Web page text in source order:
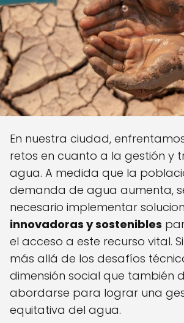
En nuestra ciudad,
retos en cuanto a la gestión y
agua. A medida que la
demanda de agua aumenta,
necesario implementar
innovadoras y sostenibles
el acceso a este recurso vital.
más allá de los desafíos
dimensión social que también
abordarse para lograr una
equitativa del agua.